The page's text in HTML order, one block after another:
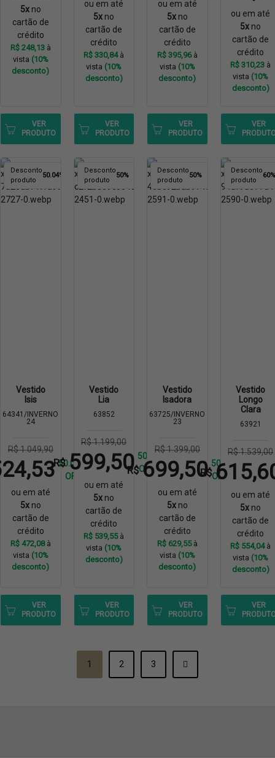
5xno
cartão de
crédito
R$ 248,13à
vista (10%
desconto)
VER
PRODUTO
ou em até
5x no
cartão de
crédito
R$ 330,84à
vista (10%
desconto)
VER
PRODUTO
ou em até
5xno
cartão de
crédito
R$ 395,96à
vista (10%
desconto)
VER
PRODUTO
ou em até
5x no
cartão de
crédito
R$ 310,23 à
vista (10%
desconto)
VER
Desconto
produto
50.04%
Vestido
Isis
64341/INVERNO
24
R$ 1.049,90
50.04%
OFF
ou em até
5xno
cartão de
crédito
R$ 472,08à
vista (10%
desconto)
VER
PRODUTO
Desconto
produto
50%
Vestido
Lia
63852
R$ 1.199,00
R$ 599,50 50%
OFF
ou em até
5x no
cartão de
crédito
R$ 539,55à
vista (10%
desconto)
VER
PRODUTO
Desconto
produto
50%
Vestido
Isadora
63725/INVERNO
23
R$ 1.399,00
R$ 699,50 50%
OFF
ou em até
5xno
cartão de
crédito
R$ 629,55à
vista (10%
desconto)
VER
PRODUTO
Desconto
produto
60%
Vestido
Longo
Clara
63921
R$ 1.539,00
R$
ou em até
5x no
cartão de
crédito
R$ 554,04à
vista (10%
desconto)
VER
1 2 3